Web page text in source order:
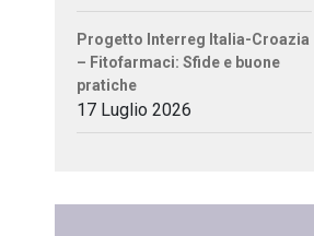
Progetto Interreg Italia-Croazia
– Fitofarmaci: Sfide e buone
pratiche
17 Luglio 2026